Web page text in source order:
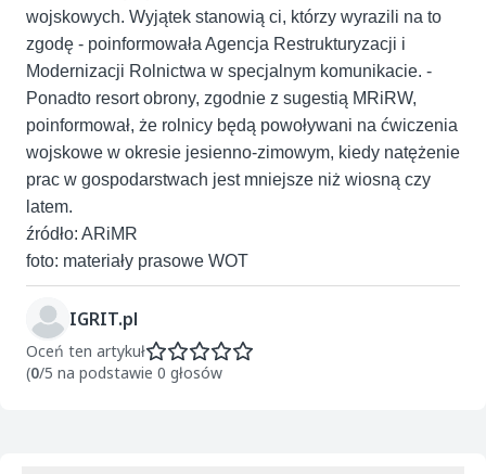
wojskowych. Wyjątek stanowią ci, którzy wyrazili na to
zgodę - poinformowała Agencja Restrukturyzacji i
Modernizacji Rolnictwa w specjalnym komunikacie. -
Ponadto resort obrony, zgodnie z sugestią MRiRW,
poinformował, że rolnicy będą powoływani na ćwiczenia
wojskowe w okresie jesienno-zimowym, kiedy natężenie
prac w gospodarstwach jest mniejsze niż wiosną czy
latem.
źródło: ARiMR
foto: materiały prasowe WOT
IGRIT.pl
Oceń ten artykuł
(0/5 na podstawie 0 głosów